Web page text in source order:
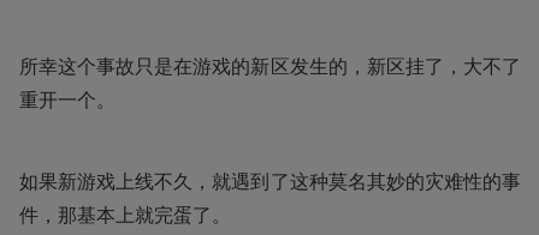
所幸这个事故只是在游戏的新区发生的，新区挂了，大不了
重开一个。
如果新游戏上线不久，就遇到了这种莫名其妙的灾难性的事
件，那基本上就完蛋了。